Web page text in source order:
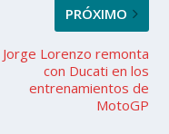
PRÓXIMO
Jorge Lorenzo remonta
con Ducati en los
entrenamientos de
MotoGP